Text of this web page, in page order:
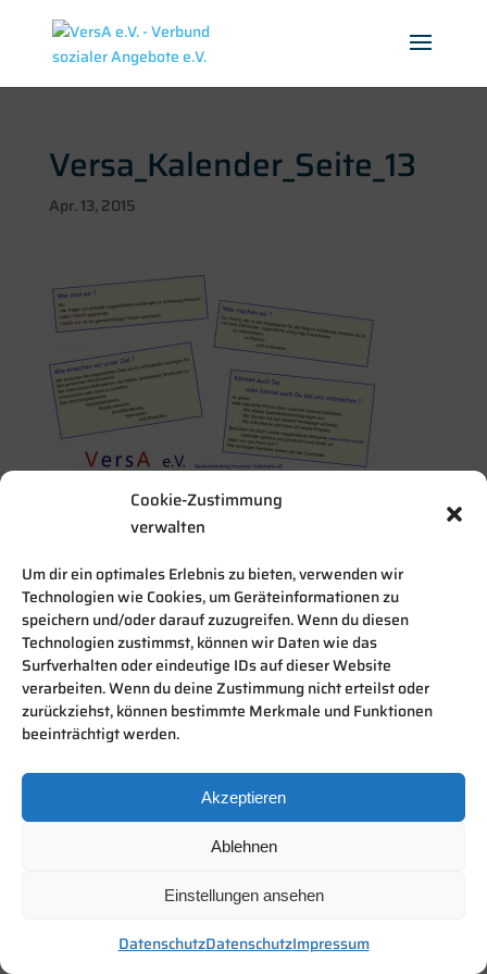
Cookie-Zustimmung
verwalten
Um dir ein optimales Erlebnis zu bieten, verwenden wir
Technologien wie Cookies, um Geräteinformationen zu
speichern und/oder darauf zuzugreifen. Wenn du diesen
Technologien zustimmst, können wir Daten wie das
Surfverhalten oder eindeutige IDs auf dieser Website
verarbeiten. Wenn du deine Zustimmung nicht erteilst oder
zurückziehst, können bestimmte Merkmale und Funktionen
beeinträchtigt werden.
Akzeptieren
Ablehnen
Einstellungen ansehen
DatenschutzDatenschutzImpressum
Versa_Kalender_Seite_13
Apr. 13, 2015